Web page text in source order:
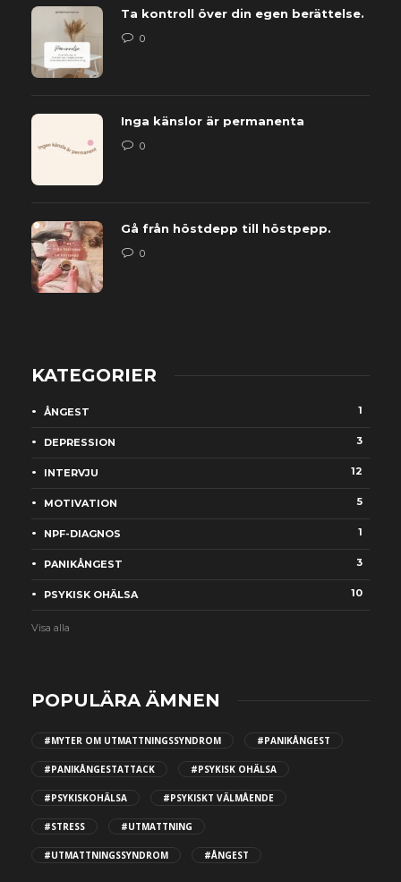
Ta kontroll över din egen berättelse.
0
Inga känslor är permanenta
0
Gå från höstdepp till höstpepp.
0
KATEGORIER
ÅNGEST 1
DEPRESSION 3
INTERVJU 12
MOTIVATION 5
NPF-DIAGNOS 1
PANIKÅNGEST 3
PSYKISK OHÄLSA 10
Visa alla
POPULÄRA ÄMNEN
#MYTER OM UTMATTNINGSSYNDROM #PANIKÅNGEST
#PANIKÅNGESTATTACK #PSYKISK OHÄLSA
#PSYKISKOHÄLSA #PSYKISKT VÄLMÅENDE
#STRESS #UTMATTNING
#UTMATTNINGSSYNDROM #ÅNGEST